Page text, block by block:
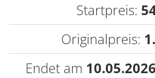
Startpreis:
Originalpreis:
Endet am